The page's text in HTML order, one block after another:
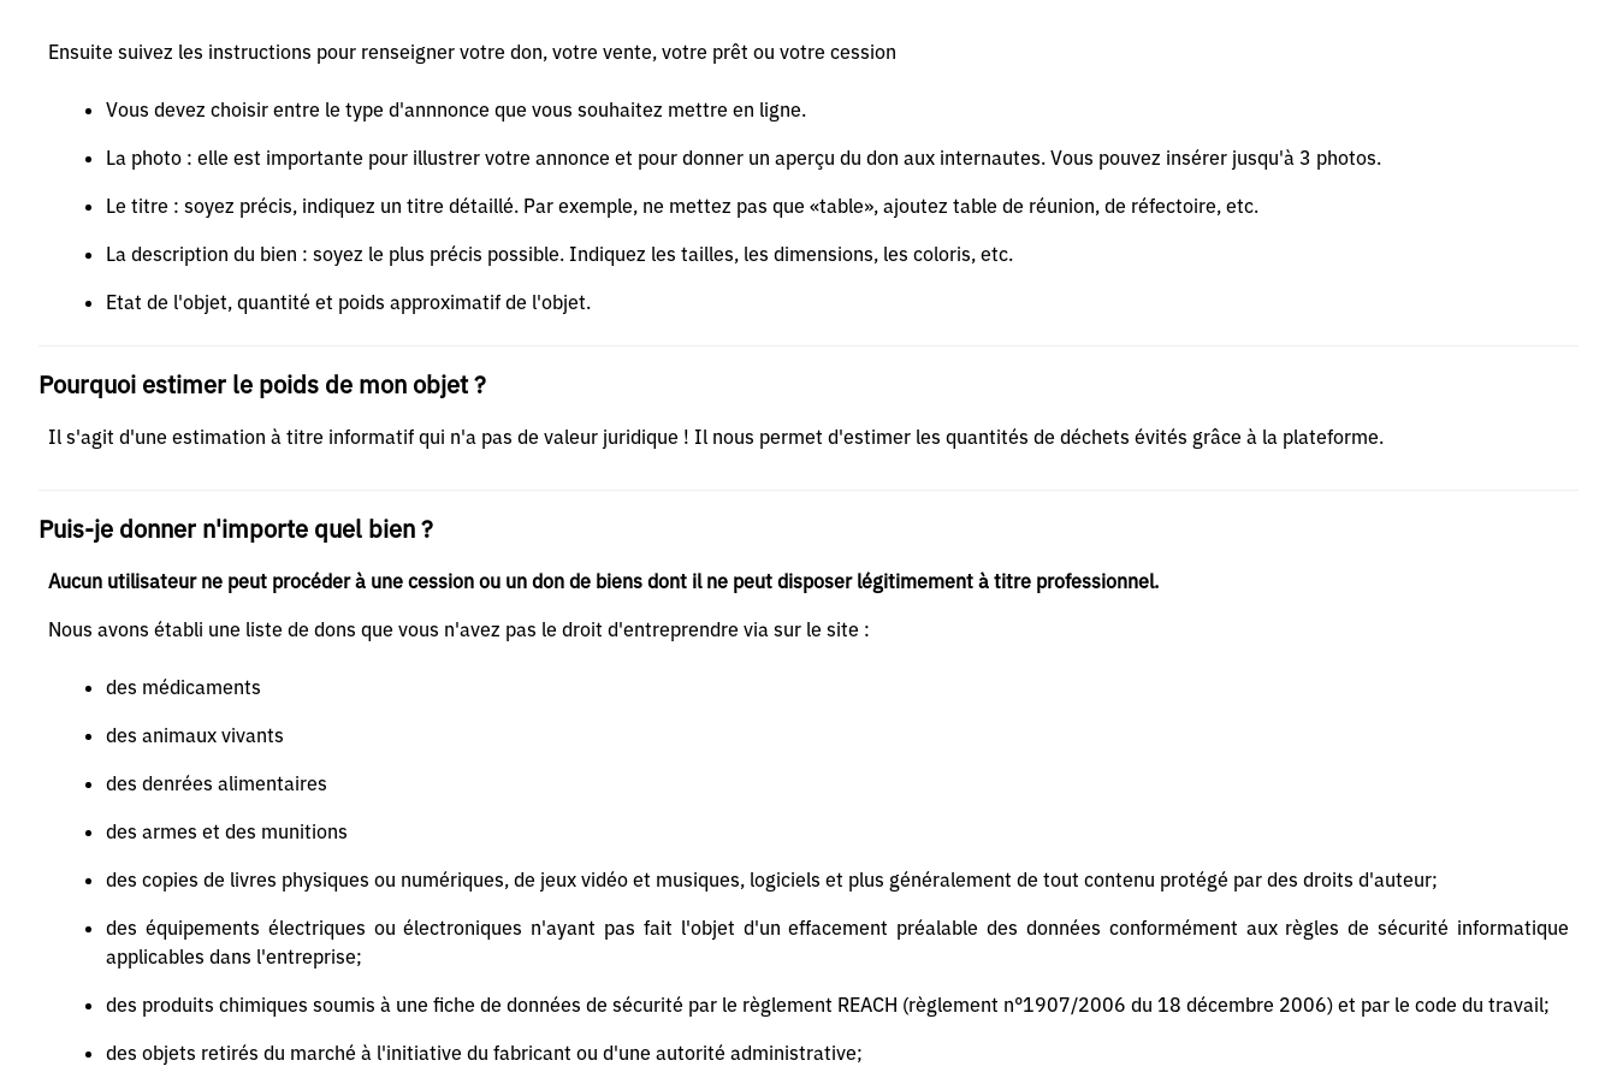
Ensuite suivez les instructions pour renseigner votre don, votre vente, votre prêt ou votre cession
Vous devez choisir entre le type d'annnonce que vous souhaitez mettre en ligne.
La photo : elle est importante pour illustrer votre annonce et pour donner un aperçu du don aux internautes. Vous pouvez insérer jusqu'à 3 photos.
Le titre : soyez précis, indiquez un titre détaillé. Par exemple, ne mettez pas que «table», ajoutez table de réunion, de réfectoire, etc.
La description du bien : soyez le plus précis possible. Indiquez les tailles, les dimensions, les coloris, etc.
Etat de l'objet, quantité et poids approximatif de l'objet.
Pourquoi estimer le poids de mon objet ?
Il s'agit d'une estimation à titre informatif qui n'a pas de valeur juridique ! Il nous permet d'estimer les quantités de déchets évités grâce à la plateforme.
Puis-je donner n'importe quel bien ?
Aucun utilisateur ne peut procéder à une cession ou un don de biens dont il ne peut disposer légitimement à titre professionnel.
Nous avons établi une liste de dons que vous n'avez pas le droit d'entreprendre via sur le site :
des médicaments
des animaux vivants
des denrées alimentaires
des armes et des munitions
des copies de livres physiques ou numériques, de jeux vidéo et musiques, logiciels et plus généralement de tout contenu protégé par des droits d'auteur;
des équipements électriques ou électroniques n'ayant pas fait l'objet d'un effacement préalable des données conformément aux règles de sécurité informatique
applicables dans l'entreprise;
des produits chimiques soumis à une fiche de données de sécurité par le règlement REACH (règlement n°1907/2006 du 18 décembre 2006) et par le code du travail;
des objets retirés du marché à l'initiative du fabricant ou d'une autorité administrative;